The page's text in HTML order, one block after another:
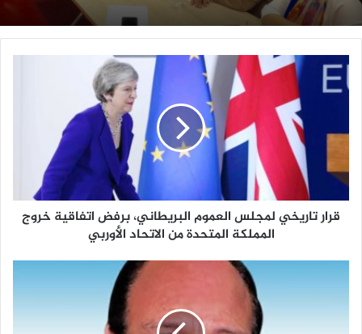
قرار
تاريخي
العموم
البريطاني،
برفض
اتفاقية
المملكة
المتحدة
من
قرار تاريخي لمجلس العموم البريطاني، برفض اتفاقية خروج
المملكة المتحدة من الاتحاد الأوربي
لندن
...
والجاليات